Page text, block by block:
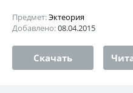
Предмет:Эктеория
Добавлено:08.04.2015
Скачать